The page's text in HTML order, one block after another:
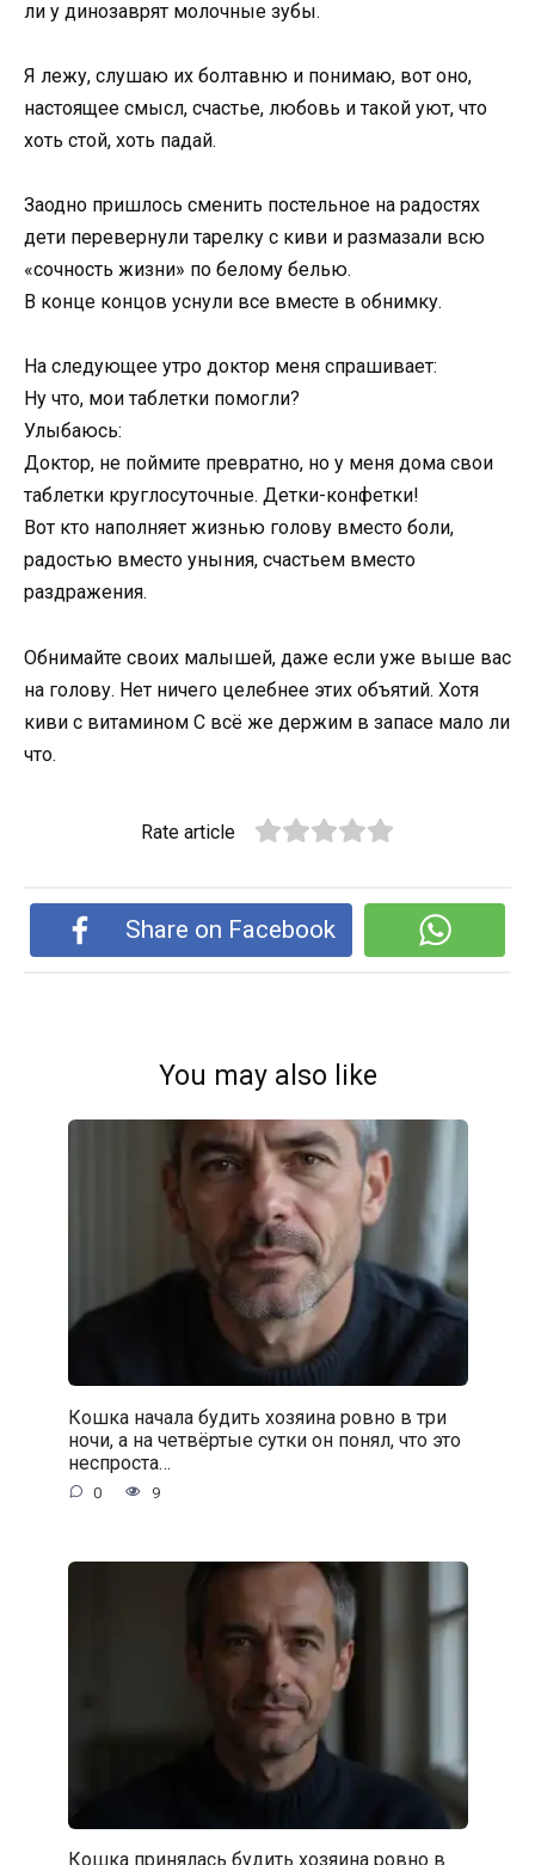
ли у динозаврят молочные зубы.
Я лежу, слушаю их болтавню и понимаю, вот оно,
настоящее смысл, счастье, любовь и такой уют, что
хоть стой, хоть падай.
Заодно пришлось сменить постельное на радостях
дети перевернули тарелку с киви и размазали всю
«сочность жизни» по белому белью.
В конце концов уснули все вместе в обнимку.
На следующее утро доктор меня спрашивает:
Ну что, мои таблетки помогли?
Улыбаюсь:
Доктор, не поймите превратно, но у меня дома свои
таблетки круглосуточные. Детки-конфетки!
Вот кто наполняет жизнью голову вместо боли,
радостью вместо уныния, счастьем вместо
раздражения.
Обнимайте своих малышей, даже если уже выше вас
на голову. Нет ничего целебнее этих объятий. Хотя
киви с витамином С всё же держим в запасе мало ли
что.
Rate article
Share on Facebook
You may also like
Кошка начала будить хозяина ровно в три
ночи, а на четвёртые сутки он понял, что это
неспроста…
0 9
Кошка принялась будить хозяина ровно в